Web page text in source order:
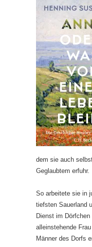
dem sie auch
Geglaubtem erfuhr.
So arbeitete sie in
tiefsten Sauerland
Dienst im
alleinstehende
Männer des Dorfs